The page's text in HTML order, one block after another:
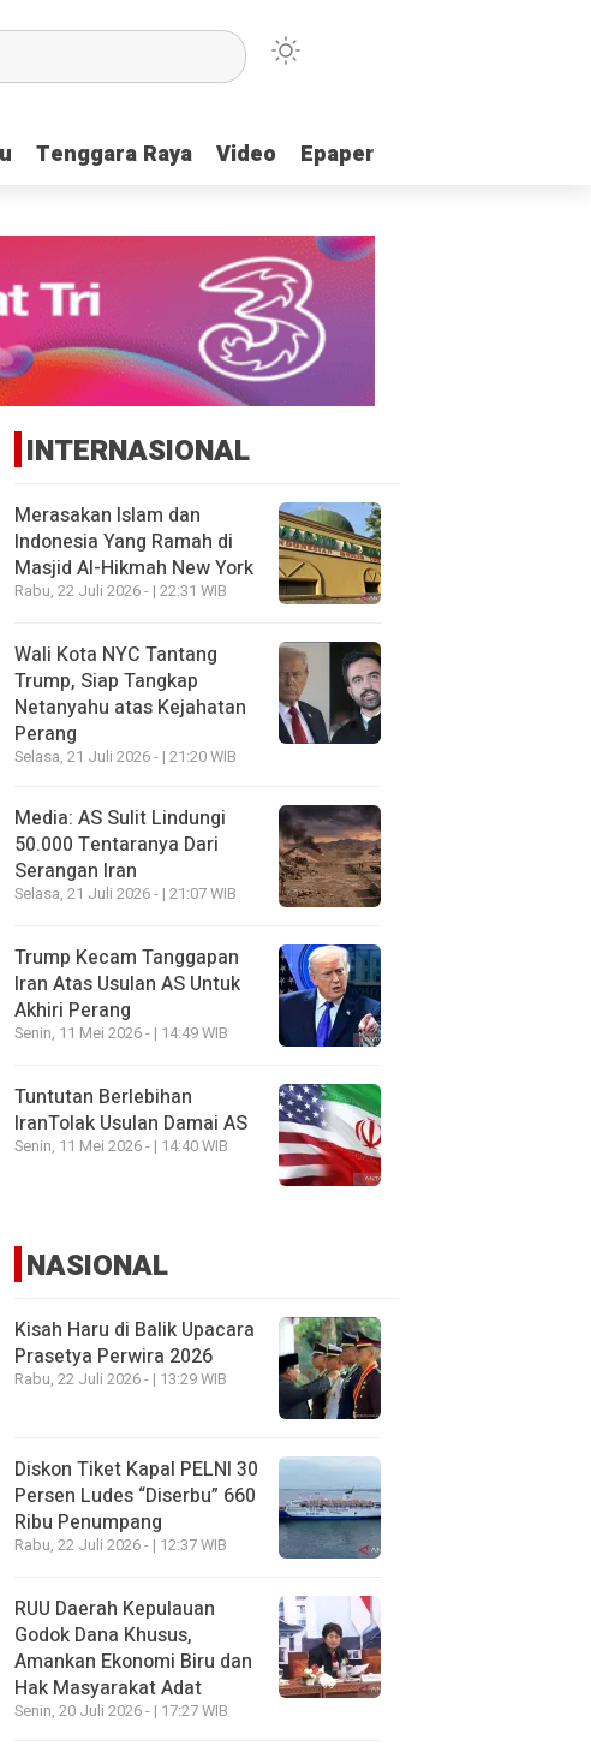
Tenggara Raya Video Epaper
Tenggara Raya Video Epaper
INTERNASIONAL
Merasakan Islam dan
Indonesia Yang Ramah di
Masjid Al-Hikmah New York
Rabu, 22 Juli 2026 - | 22:31 WIB
Wali Kota NYC Tantang
Trump, Siap Tangkap
Netanyahu atas Kejahatan
Perang
Selasa, 21 Juli 2026 - | 21:20 WIB
Media: AS Sulit Lindungi
50.000 Tentaranya Dari
Serangan Iran
Selasa, 21 Juli 2026 - | 21:07 WIB
Trump Kecam Tanggapan
Iran Atas Usulan AS Untuk
Akhiri Perang
Senin, 11 Mei 2026 - | 14:49 WIB
Tuntutan Berlebihan
IranTolak Usulan Damai AS
Senin, 11 Mei 2026 - | 14:40 WIB
NASIONAL
Kisah Haru di Balik Upacara
Prasetya Perwira 2026
Rabu, 22 Juli 2026 - | 13:29 WIB
Diskon Tiket Kapal PELNI 30
Persen Ludes “Diserbu” 660
Ribu Penumpang
Rabu, 22 Juli 2026 - | 12:37 WIB
RUU Daerah Kepulauan
Godok Dana Khusus,
Amankan Ekonomi Biru dan
Hak Masyarakat Adat
Senin, 20 Juli 2026 - | 17:27 WIB